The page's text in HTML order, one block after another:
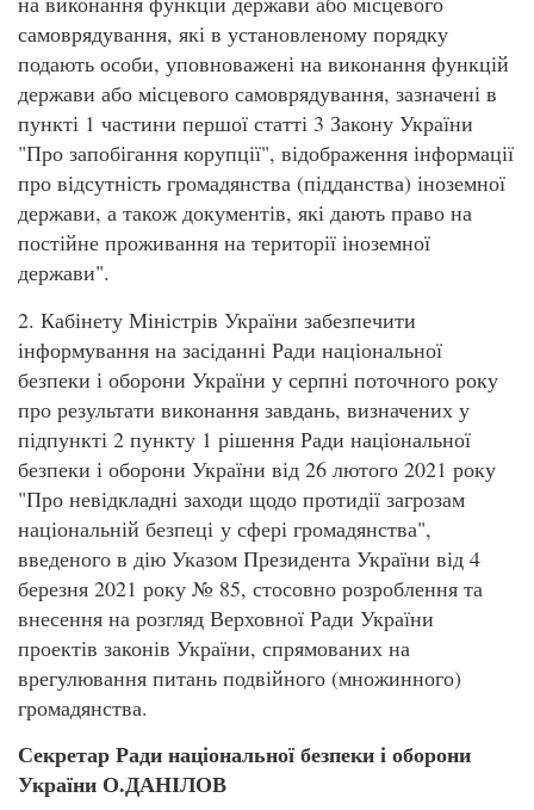
самоврядування, які в установленому порядку
подають особи, уповноважені на виконання функцій
держави або місцевого самоврядування, зазначені в
пункті 1 частини першої статті 3 Закону України
"Про запобігання корупції", відображення інформації
про відсутність громадянства (підданства) іноземної
держави, а також документів, які дають право на
постійне проживання на території іноземної
держави".
2. Кабінету Міністрів України забезпечити
інформування на засіданні Ради національної
безпеки і оборони України у серпні поточного року
про результати виконання завдань, визначених у
підпункті 2 пункту 1 рішення Ради національної
безпеки і оборони України від 26 лютого 2021 року
"Про невідкладні заходи щодо протидії загрозам
національній безпеці у сфері громадянства",
введеного в дію Указом Президента України від 4
березня 2021 року № 85, стосовно розроблення та
внесення на розгляд Верховної Ради України
проектів законів України, спрямованих на
врегулювання питань подвійного (множинного)
громадянства.
Секретар Ради національної безпеки і оборони
України О.ДАНІЛОВ